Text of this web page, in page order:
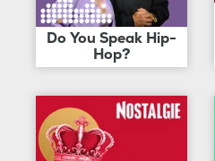
Do You Speak Hip-
Hop?